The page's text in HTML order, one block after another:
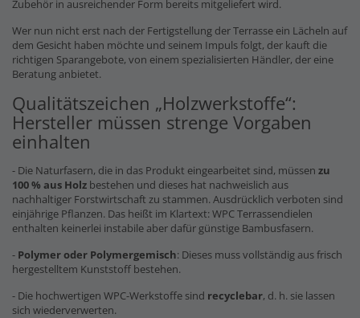
Zubehör in ausreichender Form bereits mitgeliefert wird.
Wer nun nicht erst nach der Fertigstellung der Terrasse ein Lächeln auf
dem Gesicht haben möchte und seinem Impuls folgt, der kauft die
richtigen Sparangebote, von einem spezialisierten Händler, der eine
Beratung anbietet.
Qualitätszeichen „Holzwerkstoffe“:
Hersteller müssen strenge Vorgaben
einhalten
- Die Naturfasern, die in das Produkt eingearbeitet sind, müssen zu
100 % aus Holz bestehen und dieses hat nachweislich aus
nachhaltiger Forstwirtschaft zu stammen. Ausdrücklich verboten sind
einjährige Pflanzen. Das heißt im Klartext: WPC Terrassendielen
enthalten keinerlei instabile aber dafür günstige Bambusfasern.
- Polymer oder Polymergemisch: Dieses muss vollständig aus frisch
hergestelltem Kunststoff bestehen.
- Die hochwertigen WPC-Werkstoffe sind recyclebar, d. h. sie lassen
sich wiederverwerten.